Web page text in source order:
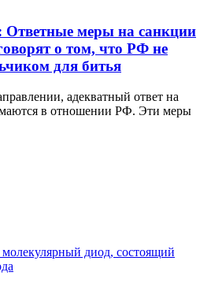
меры на санкции
о том, что РФ не
для битья
адекватный ответ на
в отношении РФ. Эти меры